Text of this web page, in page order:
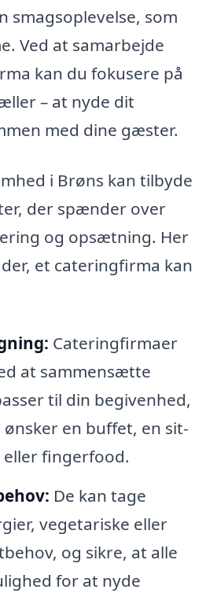
smagsoplevelse, som
Ved at samarbejde
kan du fokusere på
– at nyde dit
med dine gæster.
i Brøns kan tilbyde
der spænder over
og opsætning. Her
et cateringfirma kan
Cateringfirmaer
at sammensætte
til din begivenhed,
en buffet, en sit-
fingerfood.
De kan tage
vegetariske eller
og sikre, at alle
for at nyde